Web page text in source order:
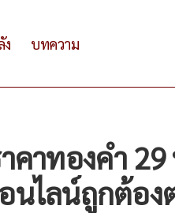
บทความ
าทองคำ 29
นไลน์ถูกต้อ